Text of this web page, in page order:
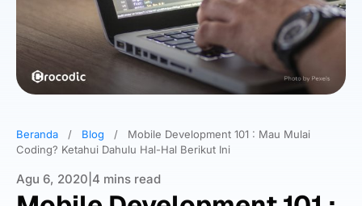
Beranda / Blog /
Mobile Development 101 : Mau Mulai
Coding? Ketahui Dahulu Hal-Hal Berikut Ini
Agu 6, 2020 4 mins read